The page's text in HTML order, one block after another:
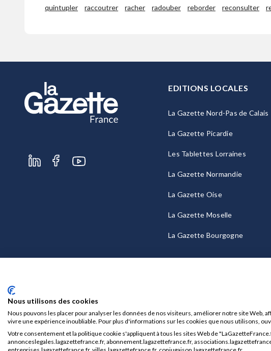
quintupler
raccoutrer racher radouber reborder reconsulter
EDITIONS LOCALES
La Gazette Nord-Pas de Calais
La Gazette Picardie
Les Tablettes Lorraines
La Gazette Normandie
La Gazette Oise
La Gazette Moselle
La Gazette Bourgogne
Mentions légales CGU/CGV Données
Nous utilisons des cookies
Nous pouvons les placer pour analyser les données de nos visiteurs, améliorer notre site Web,
vivre une expérience inoubliable. Pour plus d'informations sur les cookies que nous utilisons,
Votre consentement et la politique cookie s'appliquent à tous les sites Web de
annonceslegales.lagazettefrance.fr, abonnement.lagazettefrance.fr,